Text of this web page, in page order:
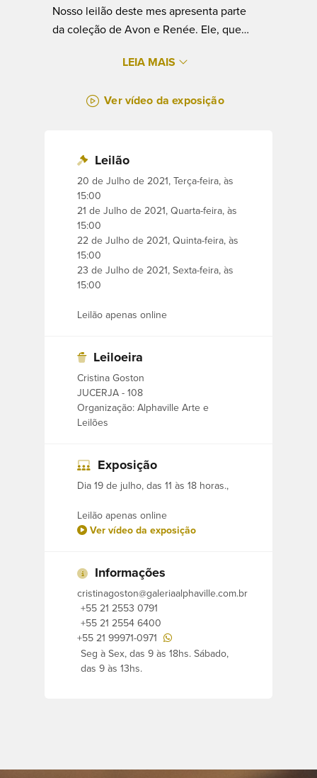
Nosso leilão deste mes apresenta parte
da coleção de Avon e Renée. Ele, que
viagem no Navio Escola Guanabara a
esposa.
feliz casamento de 49 anos, quatro
filhos, e nessa jornada fizeram seu
acervo, inclusive garimpado em várias
viagens, deixando esse legado a seus
filhos.
Avon se aposentou como contra-
almirante, e Renée trabalhou como
Obra do Berço e com costureiras no
Peças de outras famílias tradicionais
também fazem parte de nosso leilão.
atenção!
Pinturas e gravuras de diversos artistas,
como Reynaldo Fonseca, Dario Mecatti,
Juarez Machado, Enrico Bianco, Regina
Pujol, Aldemir Martins, Manoel Santiago,
Heitor dos Prazeres, Fukuda, Wega Neri,
Regina Silveira, Julio Vieira, Glauco
Rodrigues, Navarro da Costa, Manoel
Santiago, entre outros.
Saint Louis, tapetes orientais, lustres,
LEIA MAIS
Ver vídeo da exposição
Leilão
20 de Julho de 2021, Terça-feira, às
15:00
21 de Julho de 2021, Quarta-feira, às
15:00
22 de Julho de 2021, Quinta-feira, às
15:00
23 de Julho de 2021, Sexta-feira, às
15:00
Leilão apenas online
Leiloeira
Cristina Goston
JUCERJA - 108
Organização: Alphaville Arte e
Leilões
Exposição
Dia 19 de julho, das 11 às 18 horas.,
Leilão apenas online
Ver vídeo da exposição
Informações
cristinagoston@galeriaalphaville.com.br
+55 21 2553 0791
+55 21 2554 6400
+55 21 99971-0971
Seg à Sex, das 9 às 18hs. Sábado,
das 9 às 13hs.